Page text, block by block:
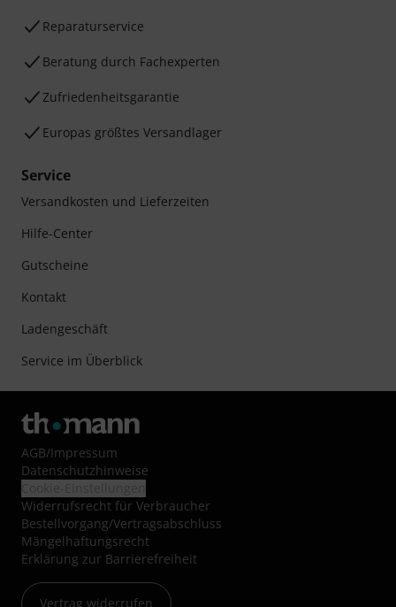
Reparaturservice
Beratung durch Fachexperten
Zufriedenheitsgarantie
Europas größtes Versandlager
Service
Versandkosten und Lieferzeiten
Hilfe-Center
Gutscheine
Kontakt
Ladengeschäft
Service im Überblick
AGB/Impressum
Datenschutzhinweise
Widerrufsrecht für Verbraucher
Bestellvorgang/Vertragsabschluss
Mängelhaftungsrecht
Erklärung zur Barrierefreiheit
Vertrag widerrufen